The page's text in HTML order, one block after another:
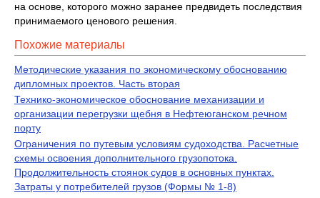
на основе, которого можно заранее предвидеть последствия
принимаемого ценового решения.
Похожие материалы
Методические указания по экономическому обоснованию
дипломных проектов. Часть вторая
Технико-экономическое обоснование механизации и
организации перегрузки щебня в Нефтеюганском речном
порту
Ограничения по путевым условиям судоходства. Расчетные
схемы освоения дополнительного грузопотока.
Продолжительность стоянок судов в основных пунктах.
Затраты у потребителей грузов (Формы № 1-8)